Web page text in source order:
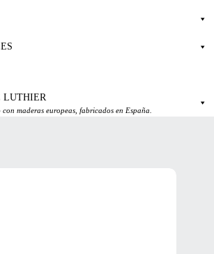
LUTHIER
maderas europeas, fabricados en España.